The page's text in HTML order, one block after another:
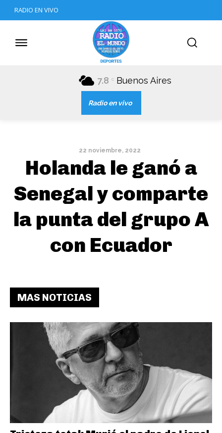
RADIO EN VIVO
7.8 C Buenos Aires
Radio en vivo
22 noviembre, 2022
Holanda le ganó a
Senegal y comparte
la punta del grupo A
con Ecuador
MAS NOTICIAS